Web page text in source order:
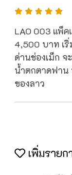
LAO 003 แพ็ค
4,500 บาท เ
ด่านช่องเม็ก
น้ำตกตาดฟาน
ของลาว
เพิ่มราย